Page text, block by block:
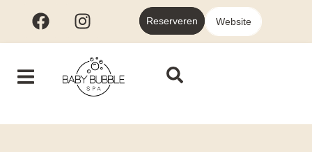
Reserveren Website